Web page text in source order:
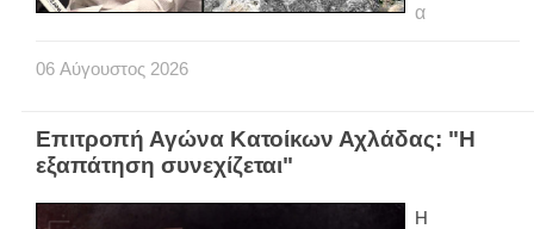
α
06 Αύγουστος 2026
Επιτροπή Αγώνα Κατοίκων Αχλάδας: "Η
εξαπάτηση συνεχίζεται"
Η